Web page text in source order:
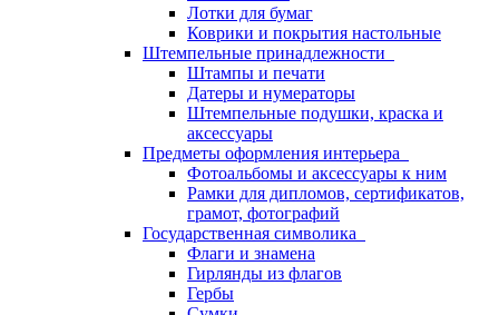
Лотки для бумаг
Коврики и покрытия настольные
Штемпельные принадлежности
Штампы и печати
Датеры и нумераторы
Штемпельные подушки, краска и
аксессуары
Предметы оформления интерьера
Фотоальбомы и аксессуары к ним
Рамки для дипломов, сертификатов,
грамот, фотографий
Государственная символика
Флаги и знамена
Гирлянды из флагов
Гербы